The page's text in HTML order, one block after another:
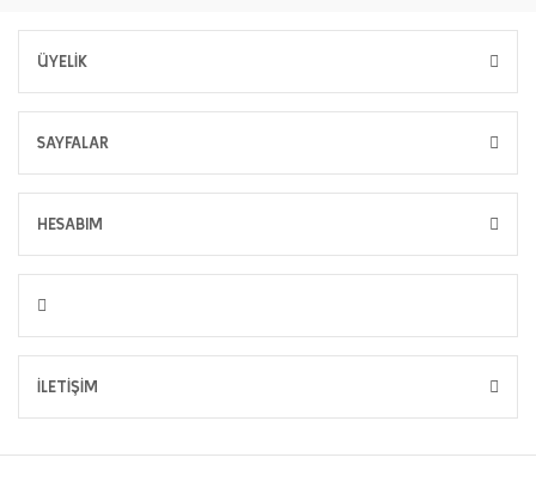
ÜYELİK
SAYFALAR
HESABIM
İLETİŞİM